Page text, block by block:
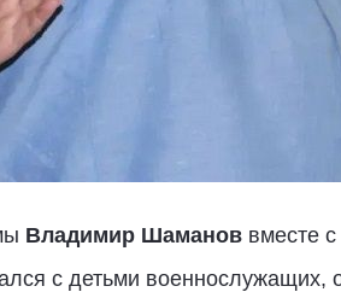
Владимир Шамановвместе с
с детьми военнослужащих,